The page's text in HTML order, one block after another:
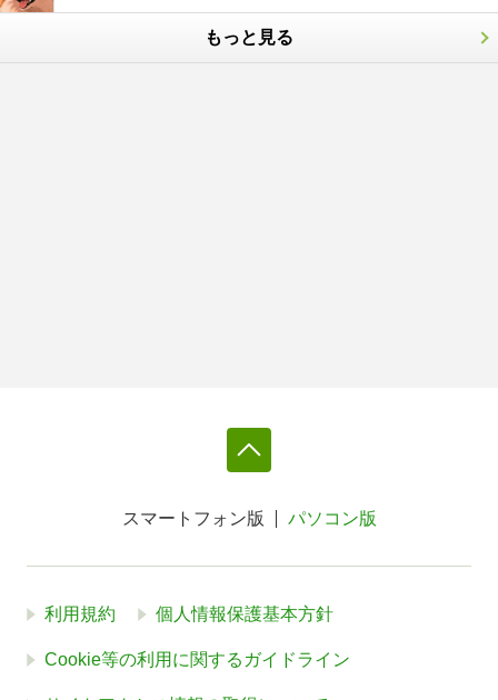
もっと見る
スマートフォン版 パソコン版
利用規約 個人情報保護基本方針
Cookie等の利用に関するガイドライン